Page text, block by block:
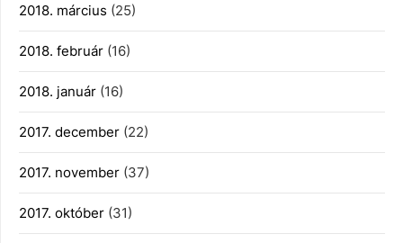
2018. március (25)
2018. február (16)
2018. január (16)
2017. december (22)
2017. november (37)
2017. október (31)